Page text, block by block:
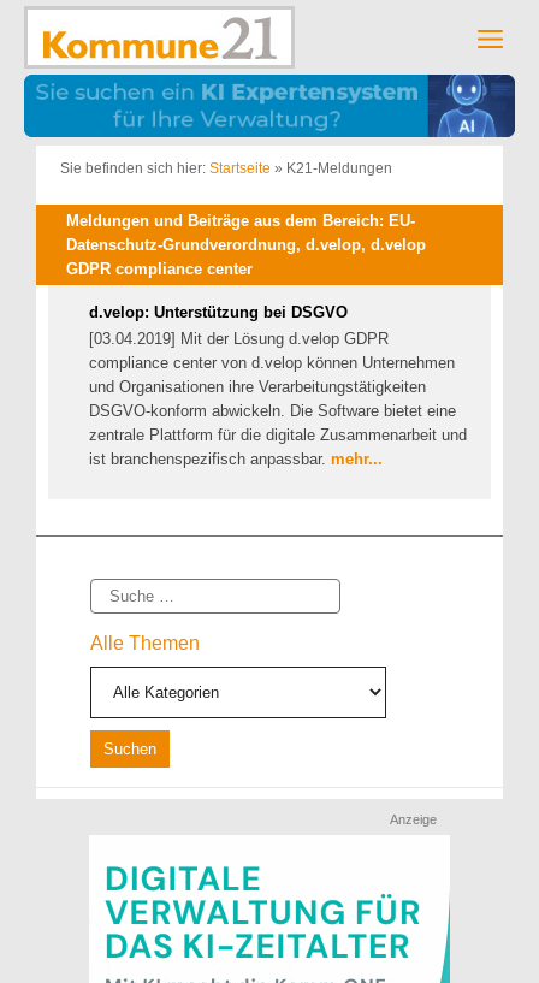
Zum
springen
Sie befinden sich hier: Startseite » K21-Meldungen
Meldungen und Beiträge aus dem Bereich: EU-
Datenschutz-Grundverordnung, d.velop, d.velop
GDPR compliance center
d.velop: Unterstützung bei DSGVO
[03.04.2019] Mit der Lösung d.velop GDPR
compliance center von d.velop können Unternehmen
und Organisationen ihre Verarbeitungstätigkeiten
DSGVO-konform abwickeln. Die Software bietet eine
zentrale Plattform für die digitale Zusammenarbeit und
ist branchenspezifisch anpassbar. mehr...
Suche
Alle Themen
Anzeige